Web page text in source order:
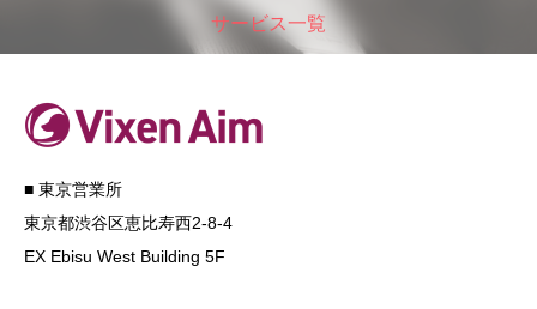
サービス一覧
■ 東京営業所
東京都渋谷区恵比寿西2-8-4
EX Ebisu West Building 5F